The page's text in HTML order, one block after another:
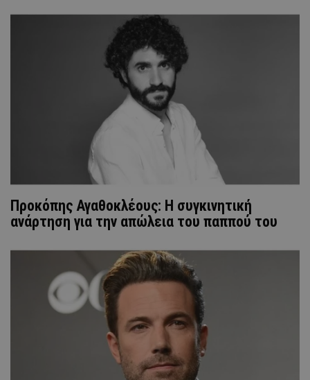
Προκόπης Αγαθοκλέους: Η συγκινητική
ανάρτηση για την απώλεια του παππού του